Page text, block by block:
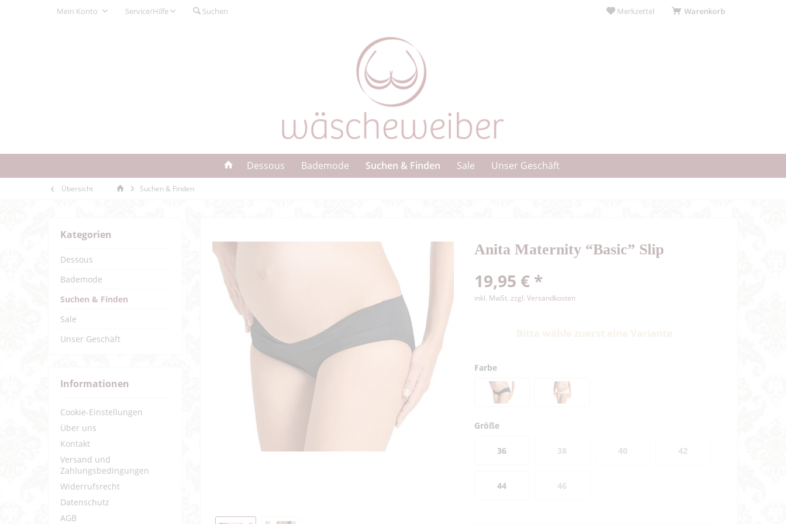
Warenkorb
Merkzettel
Mein Konto Service/Hilfe Suchen
Dessous Bademode Suchen & Finden Sale Unser Geschäft
Übersicht Suchen & Finden
Kategorien
Dessous
Bademode
Suchen & Finden
Sale
Unser Geschäft
Informationen
Cookie-Einstellungen
Über uns
Kontakt
Versand und
Zahlungsbedingungen
Widerrufsrecht
Datenschutz
AGB
Anita Maternity “Basic” Slip
19,95 € *
inkl. MwSt. zzgl. Versandkosten
Farbe
Größe
36 38 40 42
44 46